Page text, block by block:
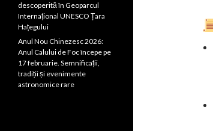
descoperită în Geoparcul
Internațional UNESCO Țara
Hațegului
Anul Nou Chinezesc 2026:
Anul Calului de Foc începe pe
17 februarie. Semnificații,
tradiții și evenimente
astronomice rare